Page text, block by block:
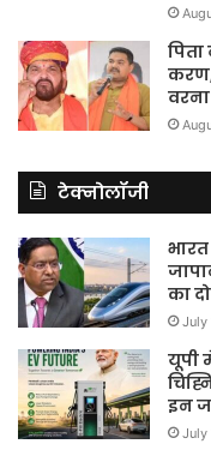
टेक्नोलॉजी
का
July
यूपी
इन
July